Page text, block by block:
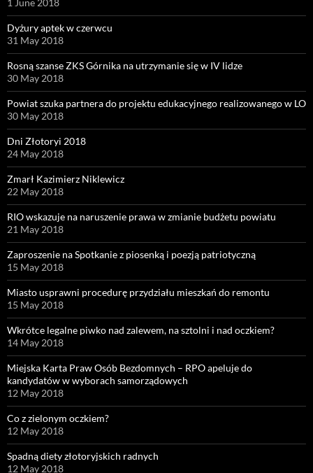
Dyżury aptek w czerwcu
31 May 2018
Rosną szanse ZKS Górnika na utrzymanie się w IV lidze
30 May 2018
Powiat szuka partnera do projektu edukacyjnego realizowanego w LO
30 May 2018
Dni Złotoryi 2018
24 May 2018
Zmarł Kazimierz Niklewicz
22 May 2018
RIO wskazuje na naruszenie prawa w zmianie budżetu powiatu
21 May 2018
Zaproszenie na Spotkanie z piosenką i poezją patriotyczną
15 May 2018
Miasto usprawni procedurę przydziału mieszkań do remontu
15 May 2018
Wkrótce legalne piwko nad zalewem, na sztolni i nad oczkiem?
14 May 2018
Miejska Karta Praw Osób Bezdomnych – RPO apeluje do
kandydatów w wyborach samorządowych
12 May 2018
Co z zielonym oczkiem?
12 May 2018
Spadną diety złotoryjskich radnych
12 May 2018